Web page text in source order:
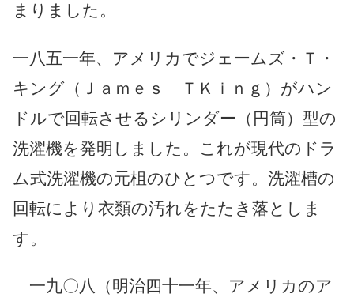
まりました。
一八五一年、アメリカでジェームズ・Ｔ・
キング（Ｊａｍｅｓ ＴＫｉｎｇ）がハン
ドルで回転させるシリンダー（円筒）型の
洗濯機を発明しました。これが現代のドラ
ム式洗濯機の元柤のひとつです。洗濯槽の
回転により衣類の汚れをたたき落としま
す。
一九〇八（明治四十一年、アメリカのア